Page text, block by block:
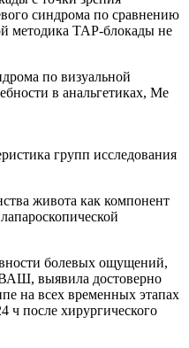
синдрома по сравнению
методика TAP-блокады не
по визуальной
в анальгетиках, Me
групп исследования
болевых ощущений,
выявила достоверно
на всех временных этапах
ч после хирургического